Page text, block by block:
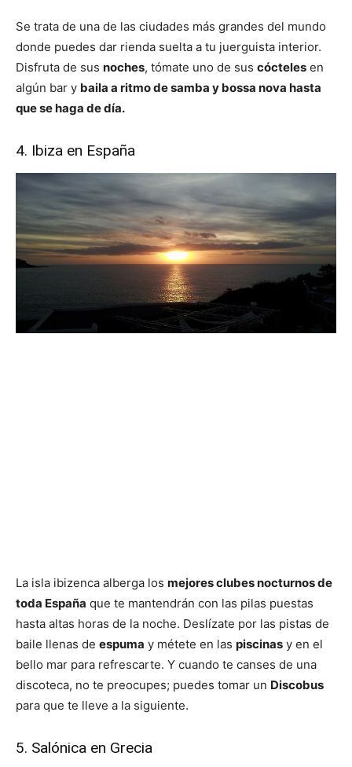
Se trata de una de las ciudades más grandes del mundo
donde puedes dar rienda suelta a tu juerguista interior.
Disfruta de sus noches, tómate uno de sus cócteles en
algún bar y baila a ritmo de samba y bossa nova hasta
que se haga de día.
4. Ibiza en España
La isla ibizenca alberga los mejores clubes nocturnos de
toda España que te mantendrán con las pilas puestas
hasta altas horas de la noche. Deslízate por las pistas de
baile llenas de espuma y métete en las piscinas y en el
bello mar para refrescarte. Y cuando te canses de una
discoteca, no te preocupes; puedes tomar un Discobus
para que te lleve a la siguiente.
5. Salónica en Grecia